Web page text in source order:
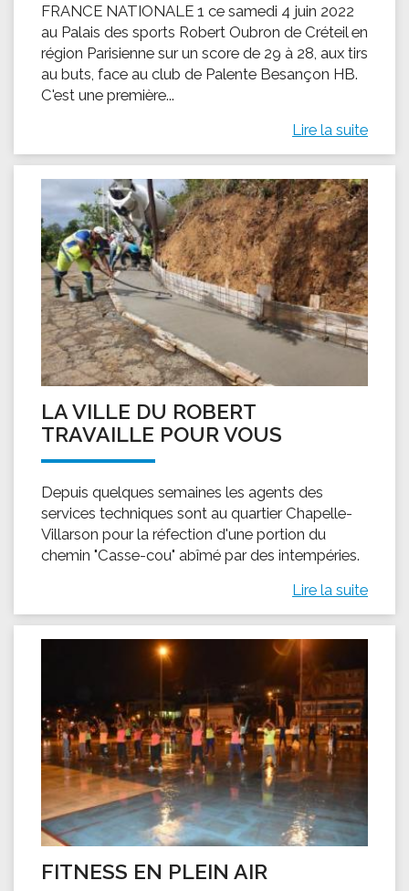
FRANCE NATIONALE 1 ce samedi 4 juin 2022
au Palais des sports Robert Oubron de Créteil en
région Parisienne sur un score de 29 à 28, aux tirs
au buts, face au club de Palente Besançon HB.
C'est une première...
Lire la suite
LA VILLE DU ROBERT
TRAVAILLE POUR VOUS
Depuis quelques semaines les agents des
services techniques sont au quartier Chapelle-
Villarson pour la réfection d'une portion du
chemin "Casse-cou" abîmé par des intempéries.
Lire la suite
FITNESS EN PLEIN AIR